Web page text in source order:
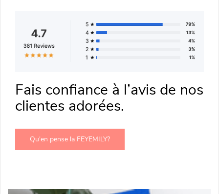
Fais confiance à l’avis de nos
clientes adorées.
Qu'en pense la FEYEMILY?